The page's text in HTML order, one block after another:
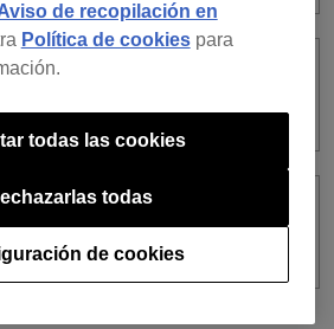
sesión acercando
al equipo de DJ?
de recopilación en
Política de cookiespara
de cookies
todas
todas las cookies